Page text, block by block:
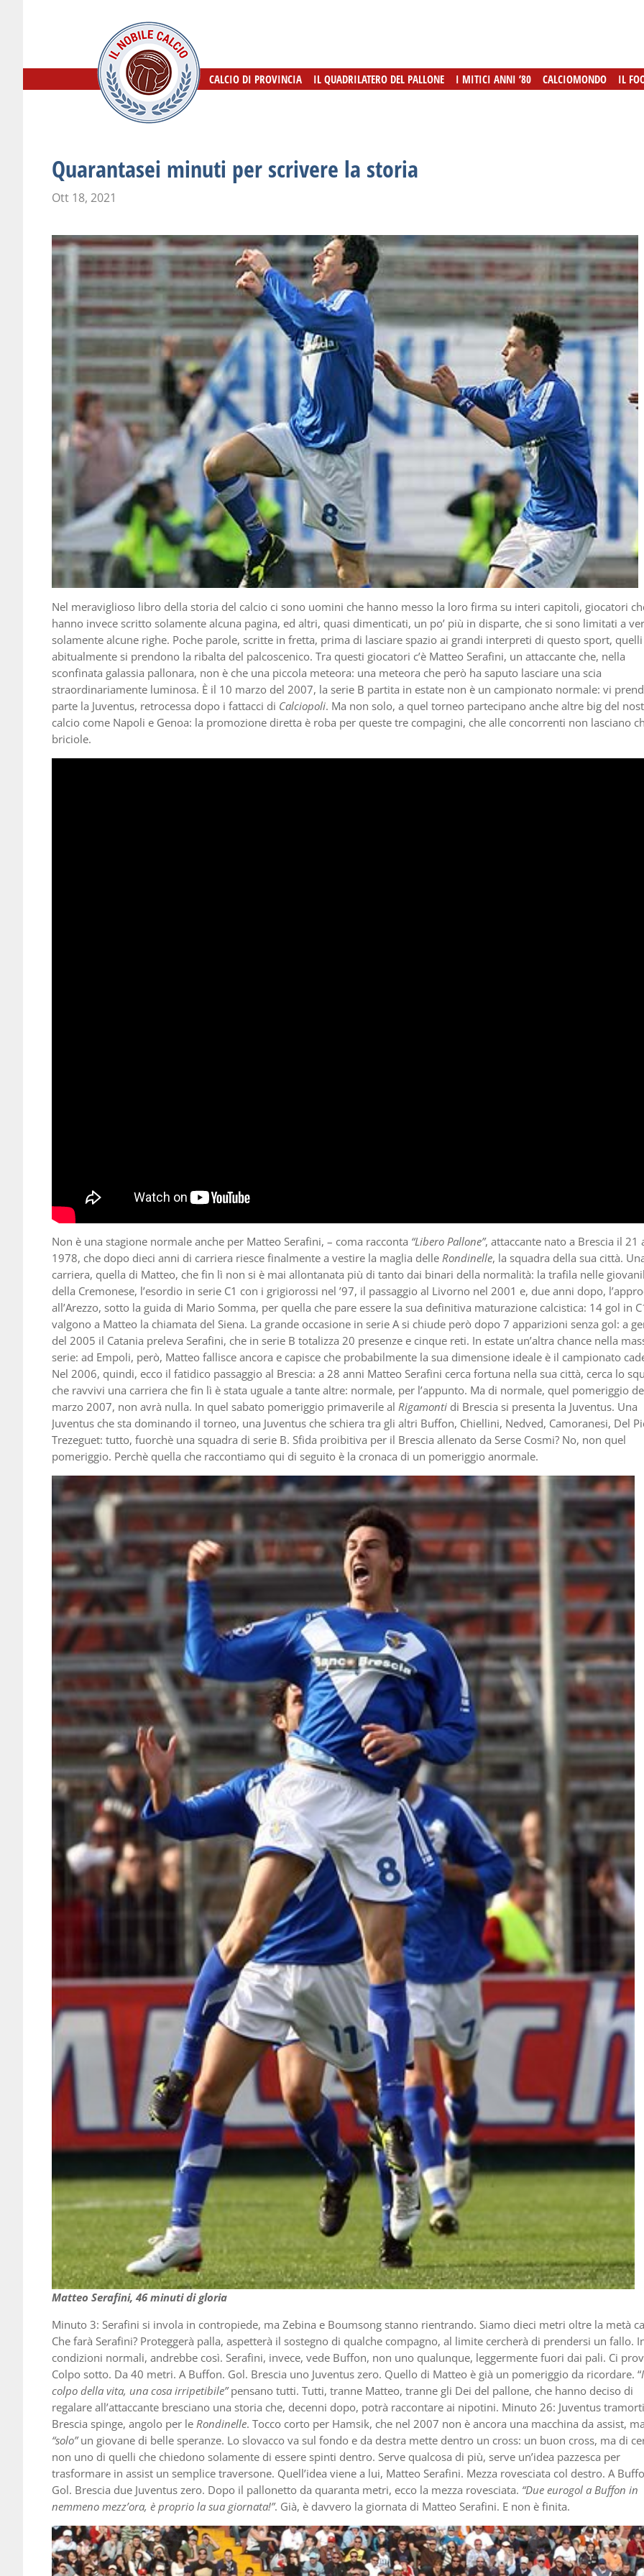
CALCIO DI PROVINCIA IL QUADRILATERO DEL PALLONE I MITICI ANNI ’80 CALCIOMONDO IL
CALCIO DI PROVINCIA IL QUADRILATERO DEL PALLONE I MITICI ANNI ’80 CALCIOMONDO IL
Quarantasei minuti per scrivere la storia
Ott 18, 2021
Nel meraviglioso libro della storia del calcio ci sono uomini che hanno messo la loro firma su interi capitoli, giocatori
hanno invece scritto solamente alcuna pagina, ed altri, quasi dimenticati, un po’ più in disparte, che si sono limitati a
solamente alcune righe. Poche parole, scritte in fretta, prima di lasciare spazio ai grandi interpreti di questo sport,
abitualmente si prendono la ribalta del palcoscenico. Tra questi giocatori c’è Matteo Serafini, un attaccante che, nella
sconfinata galassia pallonara, non è che una piccola meteora: una meteora che però ha saputo lasciare una scia
straordinariamente luminosa. È il 10 marzo del 2007, la serie B partita in estate non è un campionato normale: vi
parte la Juventus, retrocessa dopo i fattacci di Calciopoli. Ma non solo, a quel torneo partecipano anche altre big del
calcio come Napoli e Genoa: la promozione diretta è roba per queste tre compagini, che alle concorrenti non lasciano
briciole.
Non è una stagione normale anche per Matteo Serafini, – coma racconta “Libero Pallone”, attaccante nato a Brescia il 21
1978, che dopo dieci anni di carriera riesce finalmente a vestire la maglia delle Rondinelle, la squadra della sua città.
carriera, quella di Matteo, che fin lì non si è mai allontanata più di tanto dai binari della normalità: la trafila nelle
della Cremonese, l’esordio in serie C1 con i grigiorossi nel ’97, il passaggio al Livorno nel 2001 e, due anni dopo,
all’Arezzo, sotto la guida di Mario Somma, per quella che pare essere la sua definitiva maturazione calcistica: 14 gol in
valgono a Matteo la chiamata del Siena. La grande occasione in serie A si chiude però dopo 7 apparizioni senza gol: a
del 2005 il Catania preleva Serafini, che in serie B totalizza 20 presenze e cinque reti. In estate un’altra chance nella
serie: ad Empoli, però, Matteo fallisce ancora e capisce che probabilmente la sua dimensione ideale è il campionato
Nel 2006, quindi, ecco il fatidico passaggio al Brescia: a 28 anni Matteo Serafini cerca fortuna nella sua città, cerca lo
che ravvivi una carriera che fin lì è stata uguale a tante altre: normale, per l’appunto. Ma di normale, quel pomeriggio
marzo 2007, non avrà nulla. In quel sabato pomeriggio primaverile al Rigamonti di Brescia si presenta la Juventus. Una
Juventus che sta dominando il torneo, una Juventus che schiera tra gli altri Buffon, Chiellini, Nedved, Camoranesi, Del
Trezeguet: tutto, fuorchè una squadra di serie B. Sfida proibitiva per il Brescia allenato da Serse Cosmi? No, non quel
pomeriggio. Perchè quella che raccontiamo qui di seguito è la cronaca di un pomeriggio anormale.
Matteo Serafini, 46 minuti di gloria
Minuto 3: Serafini si invola in contropiede, ma Zebina e Boumsong stanno rientrando. Siamo dieci metri oltre la metà
Che farà Serafini? Proteggerà palla, aspetterà il sostegno di qualche compagno, al limite cercherà di prendersi un fallo.
condizioni normali, andrebbe così. Serafini, invece, vede Buffon, non uno qualunque, leggermente fuori dai pali. Ci
Colpo sotto. Da 40 metri. A Buffon. Gol. Brescia uno Juventus zero. Quello di Matteo è già un pomeriggio da ricordare. “
colpo della vita, una cosa irripetibile”pensano tutti. Tutti, tranne Matteo, tranne gli Dei del pallone, che hanno deciso di
regalare all’attaccante bresciano una storia che, decenni dopo, potrà raccontare ai nipotini. Minuto 26: Juventus
Brescia spinge, angolo per le Rondinelle. Tocco corto per Hamsik, che nel 2007 non è ancora una macchina da assist, ma
“solo”un giovane di belle speranze. Lo slovacco va sul fondo e da destra mette dentro un cross: un buon cross, ma di
non uno di quelli che chiedono solamente di essere spinti dentro. Serve qualcosa di più, serve un’idea pazzesca per
trasformare in assist un semplice traversone. Quell’idea viene a lui, Matteo Serafini. Mezza rovesciata col destro. A
Gol. Brescia due Juventus zero. Dopo il pallonetto da quaranta metri, ecco la mezza rovesciata. “Due eurogol a Buffon in
nemmeno mezz’ora, è proprio la sua giornata!”. Già, è davvero la giornata di Matteo Serafini. E non è finita.